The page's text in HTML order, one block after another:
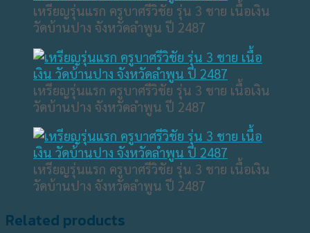
เหรียญรุ่นแรก ครูบาศรีวิชัย รุ่น 3 ชาย เนื้อเงิน
วัดบ้านปาง จังหวัดลำพูน ปี 2487
เหรียญรุ่นแรก ครูบาศรีวิชัย รุ่น 3 ชาย เนื้อเงิน
วัดบ้านปาง จังหวัดลำพูน ปี 2487
เหรียญรุ่นแรก ครูบาศรีวิชัย รุ่น 3 ชาย เนื้อเงิน
วัดบ้านปาง จังหวัดลำพูน ปี 2487
Related products